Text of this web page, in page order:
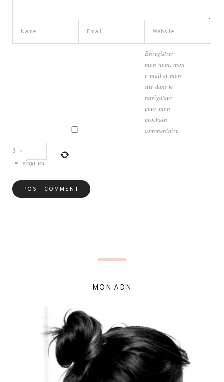
Enregistrer
mon nom, mon
e-mail et mon
site dans le
navigateur
pour mon
prochain
commentaire.
3 ×
= vingt un
MON ADN